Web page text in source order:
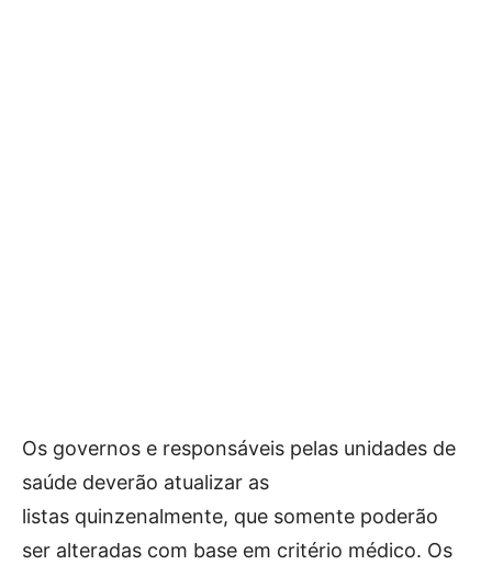
Os governos e responsáveis pelas unidades de
saúde deverão atualizar as
listas quinzenalmente, que somente poderão
ser alteradas com base em critério médico. Os